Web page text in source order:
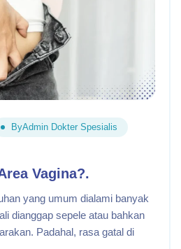
ByAdmin Dokter Spesialis
Vagina?.
yang umum dialami banyak
dianggap sepele atau bahkan
Padahal, rasa gatal di